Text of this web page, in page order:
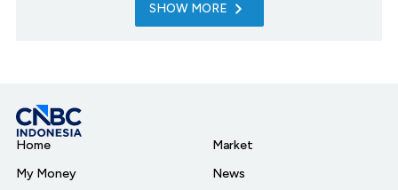
SHOW MORE
Home
My Money
Market
News